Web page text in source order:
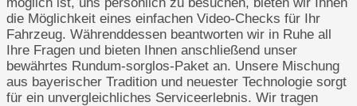
die Möglichkeit eines einfachen Video-Checks für Ihr
Fahrzeug. Währenddessen beantworten wir in Ruhe all
Ihre Fragen und bieten Ihnen anschließend unser
bewährtes Rundum-sorglos-Paket an. Unsere Mischung
aus bayerischer Tradition und neuester Technologie sorgt
für ein unvergleichliches Serviceerlebnis. Wir tragen